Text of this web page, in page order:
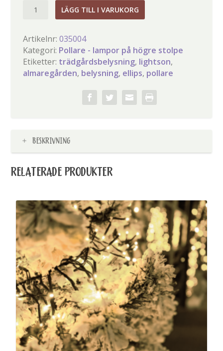
Ellips
LÄGG TILL I VARUKORG
Artikelnr:035004
Kategori: Pollare - lampor på högre stolpe
Etiketter: trädgårdsbelysning, lightson,
almaregården, belysning, ellips, pollare
BESKRIVNING
RELATERADE PRODUKTER